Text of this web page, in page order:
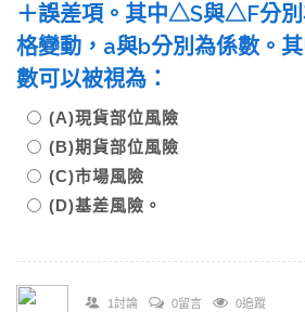
＋誤差項。其中△S與△F分
格變動，a與b分別為係數。
數可以被視為：
(A)現貨部位風險
(B)期貨部位風險
(C)市場風險
(D)基差風險。
1討論 0留言 0追蹤